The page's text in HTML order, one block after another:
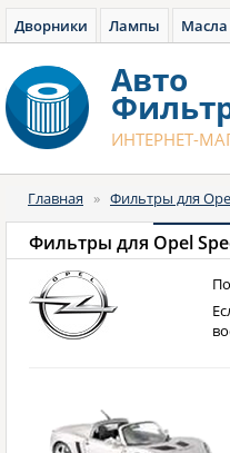
Дворники Лампы
Авто
ИНТЕРНЕТ-
Главная » Фильтры для
Фильтры для Opel